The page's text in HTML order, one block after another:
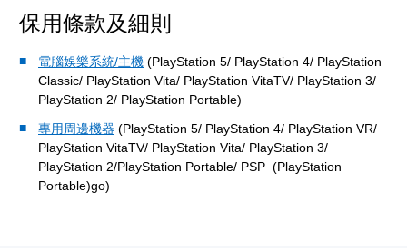
保用條款及細則
電腦娛樂系統/主機 (PlayStation 5/ PlayStation 4/ PlayStation
Classic/ PlayStation Vita/ PlayStation VitaTV/ PlayStation 3/
PlayStation 2/ PlayStation Portable)
專用周邊機器 (PlayStation 5/ PlayStation 4/ PlayStation VR/
PlayStation VitaTV/ PlayStation Vita/ PlayStation 3/
PlayStation 2/PlayStation Portable/ PSP (PlayStation
Portable)go)